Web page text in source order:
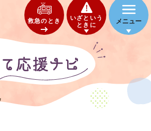
救急のとき
いざという
ときに
メニュー